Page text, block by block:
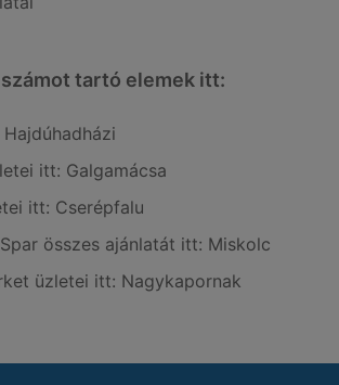
tartó elemek itt:
itt: Galgamácsa
itt: Cserépfalu
összes ajánlatát itt: Miskolc
üzletei itt: Nagykapornak